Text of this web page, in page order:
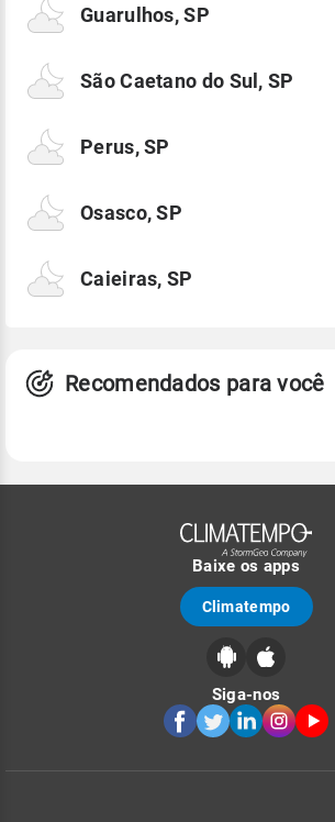
Guarulhos, SP
São Caetano do Sul, SP
Perus, SP
Osasco, SP
Caieiras, SP
Recomendados para você
Baixe os apps
Climatempo
Siga-nos